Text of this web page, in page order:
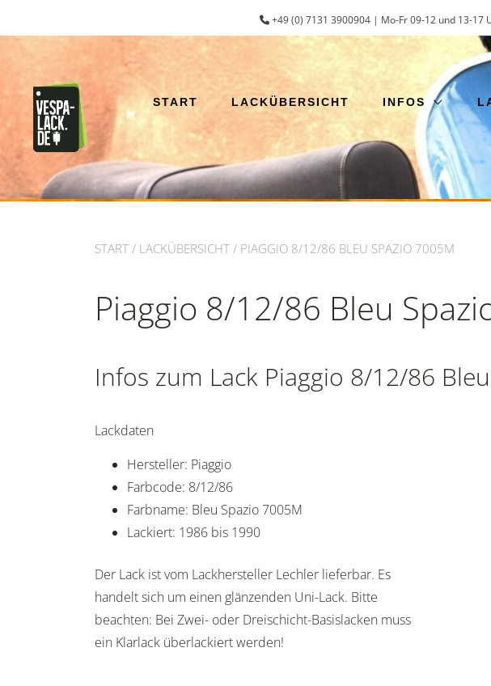
+49 (0) 7131 3900904 | Mo-Fr 09-12 und 13-17
START LACKÜBERSICHT INFOS
START / LACKÜBERSICHT / PIAGGIO 8/12/86 BLEU SPAZIO 7005M
Piaggio 8/12/86 Bleu
Infos zum Lack Piaggio 8/12/86
Lackdaten
Hersteller: Piaggio
Farbcode: 8/12/86
Farbname: Bleu Spazio 7005M
Lackiert: 1986 bis 1990
Der Lack ist vom Lackhersteller Lechler lieferbar. Es
handelt sich um einen glänzenden Uni-Lack. Bitte
beachten: Bei Zwei- oder Dreischicht-Basislacken muss
ein Klarlack überlackiert werden!